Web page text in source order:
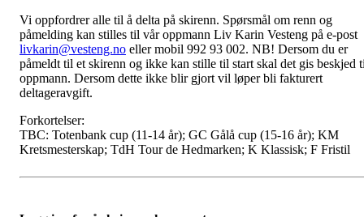
Vi oppfordrer alle til å delta på skirenn. Spørsmål om renn og
påmelding kan stilles til vår oppmann Liv Karin Vesteng på e-post
livkarin@vesteng.no eller mobil 992 93 002. NB! Dersom du er
påmeldt til et skirenn og ikke kan stille til start skal det gis beskjed
oppmann. Dersom dette ikke blir gjort vil løper bli fakturert
deltageravgift.
Forkortelser:
TBC: Totenbank cup (11-14 år); GC Gålå cup (15-16 år); KM
Kretsmesterskap; TdH Tour de Hedmarken; K Klassisk; F Fristil